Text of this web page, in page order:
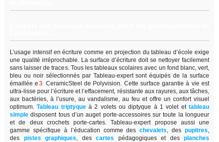
L’usage intensif en écriture comme en projection du tableau d’école exige
une qualité irréprochable. La surface d’écriture doit se nettoyer facilement
sans laisser de traces. Tous les tableaux scolaires avec un fond blanc, vert,
bleu ou noir sélectionnés par Tableau-expert sont équipés de la surface
émaillée e 3 CeramicSteel de Polyvision. Cette surface garantie à vie est
ultra-lisse pour l’écriture et l’effacement, résistante aux rayures, aux tâches,
aux bactéries, à l’usure, au vandalisme, au feu et offre un confort visuel
optimum. Tableau triptyque à 2 volets ou diptyque à 1 volet et tableau
simple disposent tous d’un auget porte-accessoires sur toute la longueur
et de deux crochets porte-cartes. Tableau-expert propose aussi une
gamme spécifique à l’éducation comme des chevalets, des pupitres,
des
pistes graphiques, des cartes pédagogiques et des
planches